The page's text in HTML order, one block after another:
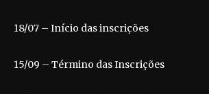
18/07 – Início das inscrições
15/09 – Término das Inscrições